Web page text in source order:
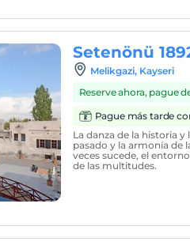
Setenönü
Melikgazi, Kayseri
Reserve ahora, pague
Pague más tarde
La danza de la historia
pasado y la armonía de
veces sucede, el
de las multitudes.